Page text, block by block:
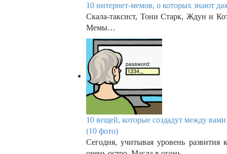
10 интернет-мемов, о которых знают
Скала-таксист, Тони Старк, Ждун и
Мемы…
10 вещей, которые создадут между
(10 фото)
Сегодня, учитывая уровень развития